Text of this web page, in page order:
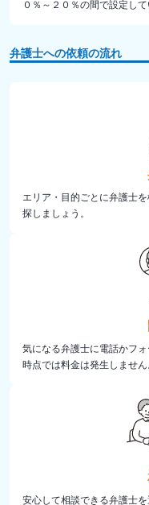
０％～２０％の間で設定し
弁護士への依頼の流れ
エリア・目的ごとに弁護士
探しましょう。
気になる弁護士に電話かフ
時点では料金は発生しません
安心して相談できる弁護士